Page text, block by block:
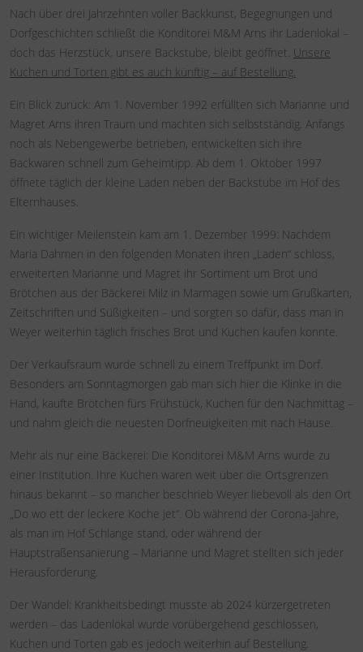
Nach über drei Jahrzehnten voller Backkunst, Begegnungen und
Dorfgeschichten schließt die Konditorei M&M Arns ihr Ladenlokal –
doch das Herzstück, unsere Backstube, bleibt geöffnet. Unsere
Kuchen und Torten gibt es auch künftig – auf Bestellung.
Ein Blick zurück: Am 1. November 1992 erfüllten sich Marianne und
Magret Arns ihren Traum und machten sich selbstständig. Anfangs
noch als Nebengewerbe betrieben, entwickelten sich ihre
Backwaren schnell zum Geheimtipp. Ab dem 1. Oktober 1997
öffnete täglich der kleine Laden neben der Backstube im Hof des
Elternhauses.
Ein wichtiger Meilenstein kam am 1. Dezember 1999: Nachdem
Maria Dahmen in den folgenden Monaten ihren „Laden“ schloss,
erweiterten Marianne und Magret ihr Sortiment um Brot und
Brötchen aus der Bäckerei Milz in Marmagen sowie um Grußkarten,
Zeitschriften und Süßigkeiten – und sorgten so dafür, dass man in
Weyer weiterhin täglich frisches Brot und Kuchen kaufen konnte.
Der Verkaufsraum wurde schnell zu einem Treffpunkt im Dorf.
Besonders am Sonntagmorgen gab man sich hier die Klinke in die
Hand, kaufte Brötchen fürs Frühstück, Kuchen für den Nachmittag –
und nahm gleich die neuesten Dorfneuigkeiten mit nach Hause.
Mehr als nur eine Bäckerei: Die Konditorei M&M Arns wurde zu
einer Institution. Ihre Kuchen waren weit über die Ortsgrenzen
hinaus bekannt – so mancher beschrieb Weyer liebevoll als den Ort
„Do wo ett der leckere Koche jet“. Ob während der Corona-Jahre,
als man im Hof Schlange stand, oder während der
Hauptstraßensanierung – Marianne und Magret stellten sich jeder
Herausforderung.
Der Wandel: Krankheitsbedingt musste ab 2024 kürzergetreten
werden – das Ladenlokal wurde vorübergehend geschlossen,
Kuchen und Torten gab es jedoch weiterhin auf Bestellung.